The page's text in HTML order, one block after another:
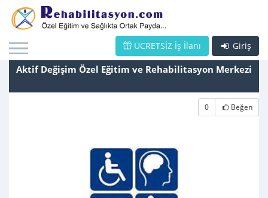
Giriş
ÜCRETSİZ İş İlanı
Aktif Değişim Özel Eğitim ve Rehabilitasyon Merkezi
0 Beğen